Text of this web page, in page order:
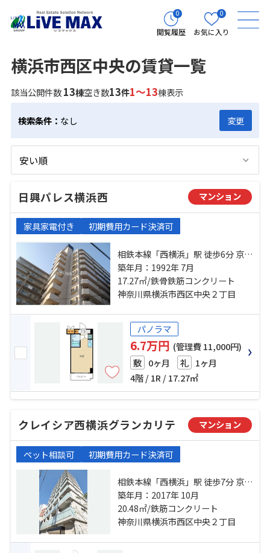
0
閲覧履歴
0
お気に入り
横浜市西区中央の賃貸一覧
該当公開件数13棟空き数13件1～13棟表示
検索条件： なし 変更
日興パレス横浜西 マンション
家具家電付き 初期費用カード決済可
相鉄本線「西横浜」駅 徒歩6分 京急
本線「戸部」駅 徒歩9分 相鉄本線
「平沼橋」駅 徒歩10分
築年月：1992年 7月
17.27㎡/鉄骨鉄筋コンクリート
神奈川県横浜市西区中央２丁目
パノラマ
6.7万円 (管理費 11,000円)
敷 0ヶ月 礼 1ヶ月
4階 / 1R / 17.27㎡
クレイシア西横浜グランカリテ マンション
ペット相談可 初期費用カード決済可
相鉄本線「西横浜」駅 徒歩7分 京急
本線「戸部」駅 徒歩10分 ブルーラ
イン「高島町」駅 徒歩14分
築年月：2017年 10月
20.48㎡/鉄筋コンクリート
神奈川県横浜市西区中央２丁目